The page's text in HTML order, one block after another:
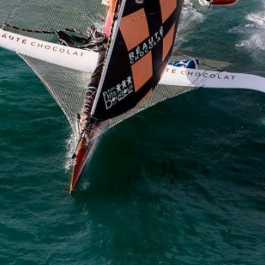
COURSE POUR
Embarquez pour un projet solidaire & inspirant.